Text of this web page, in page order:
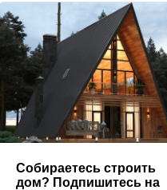
Собираетесь строить
дом? Подпишитесь на